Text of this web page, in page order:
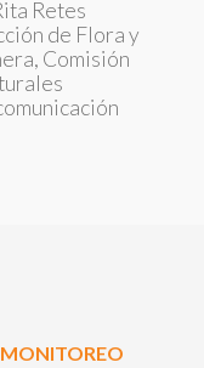
Retes
de Flora y
Comisión